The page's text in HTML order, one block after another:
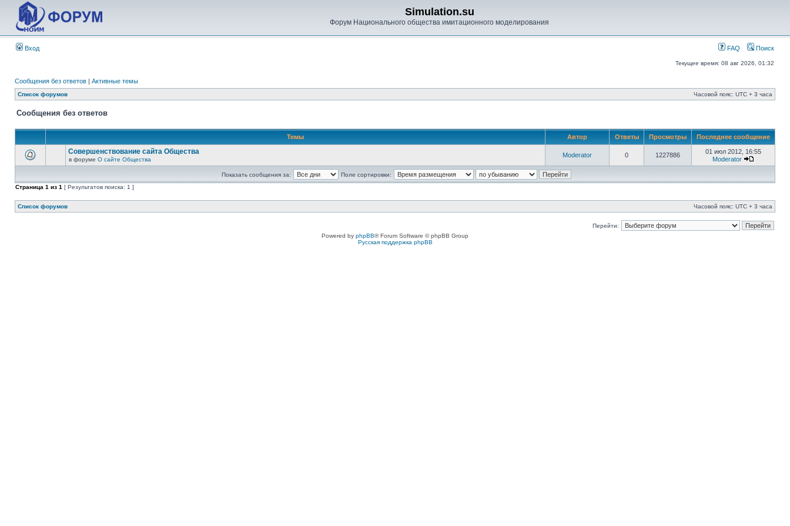
Simulation.su
Форум Национального общества имитационного моделирования
Вход FAQ Поиск
Текущее время: 08 авг 2026, 01:32
Сообщения без ответов | Активные темы
Список форумов Часовой пояс: UTC + 3 часа
Сообщения без ответов
Темы Автор Ответы Просмотры Последнее сообщение
Совершенствование сайта Общества
в форуме О сайте Общества
Moderator 0 1227886
01 июл 2012, 16:55
Moderator
Показать сообщения за:
Поле сортировки:
Страница 1 из 1 [ Результатов поиска: 1 ]
Список форумов Часовой пояс: UTC + 3 часа
Перейти:
Powered by phpBB® Forum Software © phpBB Group
Русская поддержка phpBB